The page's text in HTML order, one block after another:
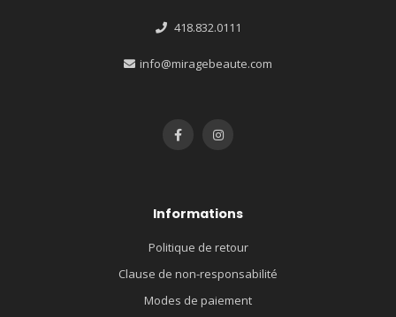
418.832.0111
info@miragebeaute.com
Informations
Politique de retour
Clause de non-responsabilité
Modes de paiement